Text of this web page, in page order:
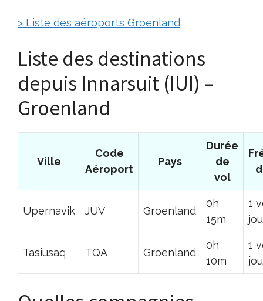
> Liste des aéroports Groenland
Liste des destinations
depuis Innarsuit (IUI) –
Groenland
Ville
Code
Aéroport
Pays
Durée
de
vol
Upernavik JUV Groenland
0h
15m
1
Tasiusaq TQA Groenland
0h
10m
1